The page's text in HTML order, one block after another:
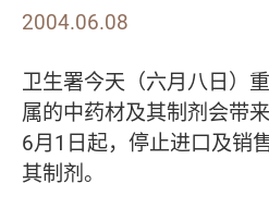
2004.06.08
卫生署今天（六月八日）
属的中药材及其制剂会带
6月1日起，停止进口及销
其制剂。